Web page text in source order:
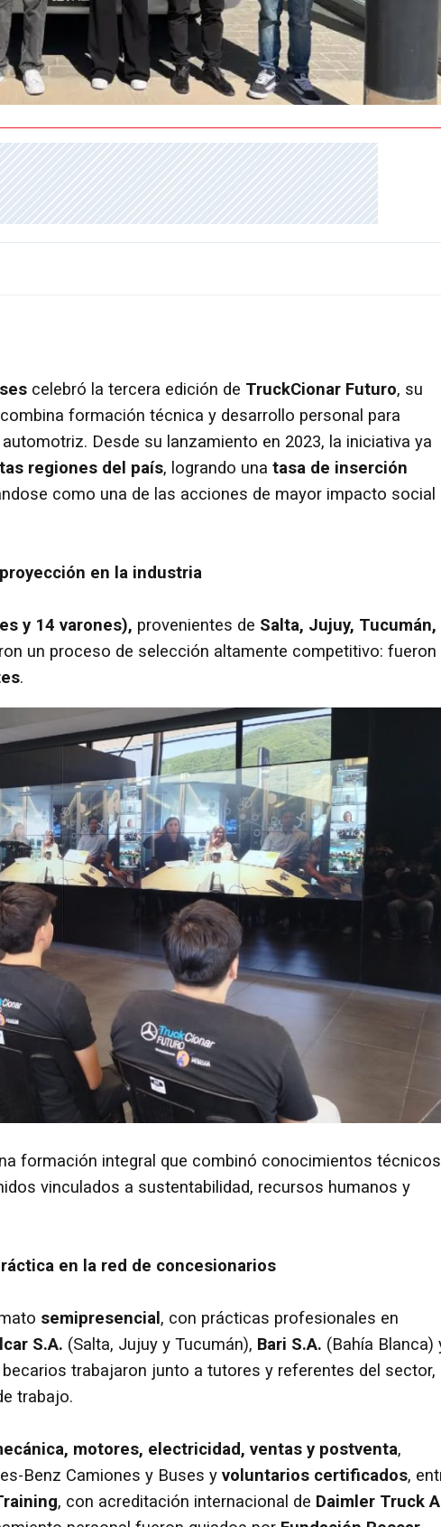
celebró la tercera edición de TruckCionar Futuro, su
formación técnica y desarrollo personal para
Desde su lanzamiento en 2023, la iniciativa ya
regiones del país, logrando una tasa de inserción
como una de las acciones de mayor impacto social
en la industria
y 14 varones), provenientes de Salta, Jujuy, Tucumán,
un proceso de selección altamente competitivo: fueron
.
formación integral que combinó conocimientos
vinculados a sustentabilidad, recursos humanos y
en la red de concesionarios
semipresencial, con prácticas profesionales en
S.A. (Salta, Jujuy y Tucumán), Bari S.A. (Bahía Blanca)
becarios trabajaron junto a tutores y referentes del sector,
trabajo.
motores, electricidad, ventas y postventa,
Benz Camiones y Buses y voluntarios certificados,
, con acreditación internacional de Daimler Truck